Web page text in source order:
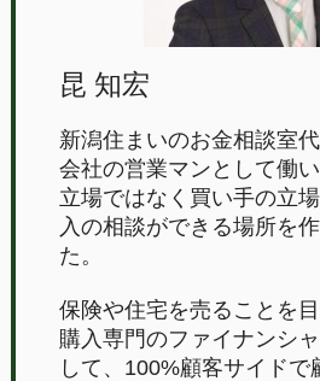
昆 知宏
新潟住まいのお金相談室
会社の営業マンとして働
立場ではなく買い手の立
入の相談ができる場所を
た。
保険や住宅を売ることを
購入専門のファイナンシ
して、100%顧客サイドで